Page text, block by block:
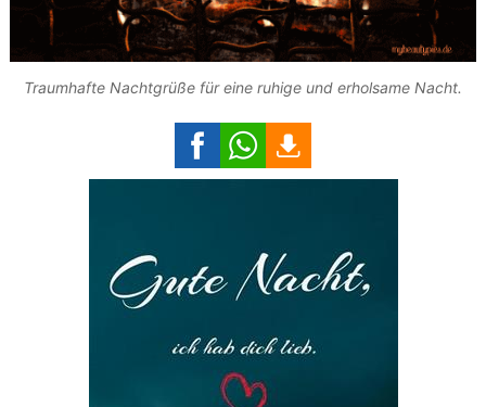
Traumhafte Nachtgrüße für eine ruhige und erholsame Nacht.